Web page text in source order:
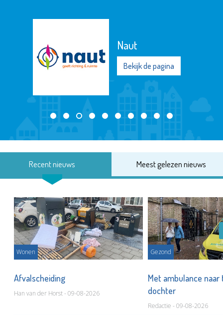
Naut
Bekijk de pagina
Recent nieuws Meest gelezen nieuws
Wonen
Afvalscheiding
Han van der Horst - 09-08-2026
Gezond
Met ambulance
dochter
Redactie - 09-08-2026